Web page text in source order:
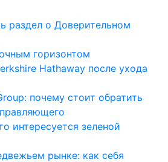
горизонтом
Hathaway после ухода
почему стоит обратить
интересуется зеленой
рынке: как себя